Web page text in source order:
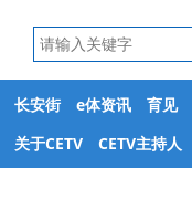
长安街 e体资讯 育见
关于CETV CETV主持人